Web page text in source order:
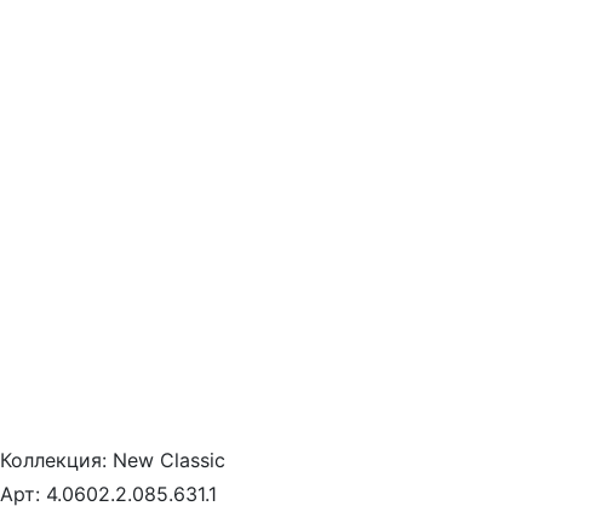
Коллекция: New Classic
Арт: 4.0602.2.085.631.1